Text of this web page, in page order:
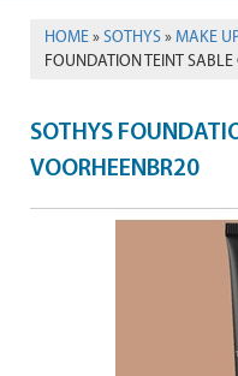
HOME»SOTHYS»MAKE
FOUNDATION TEINT
SOTHYS
VOORHEENBR20